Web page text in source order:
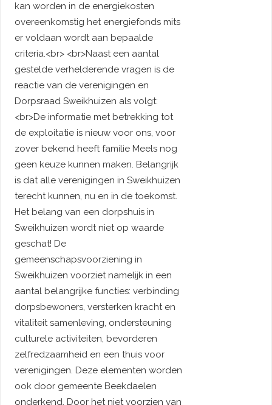
kan worden in de energiekosten
overeenkomstig het energiefonds mits
er voldaan wordt aan bepaalde
criteria.<br> <br>Naast een aantal
gestelde verhelderende vragen is de
reactie van de verenigingen en
Dorpsraad Sweikhuizen als volgt:
<br>De informatie met betrekking tot
de exploitatie is nieuw voor ons, voor
zover bekend heeft familie Meels nog
geen keuze kunnen maken. Belangrijk
is dat alle verenigingen in Sweikhuizen
terecht kunnen, nu en in de toekomst.
Het belang van een dorpshuis in
Sweikhuizen wordt niet op waarde
geschat! De
gemeenschapsvoorziening in
Sweikhuizen voorziet namelijk in een
aantal belangrijke functies: verbinding
dorpsbewoners, versterken kracht en
vitaliteit samenleving, ondersteuning
culturele activiteiten, bevorderen
zelfredzaamheid en een thuis voor
verenigingen. Deze elementen worden
ook door gemeente Beekdaelen
onderkend. Door het niet voorzien van